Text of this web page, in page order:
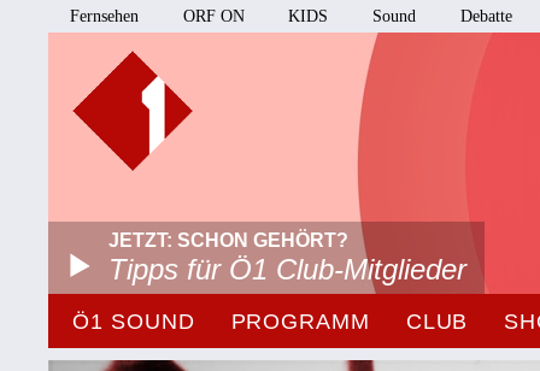
Fernsehen ORF ON KIDS Sound Debatte
JETZT: SCHON GEHÖRT?
Tipps für Ö1 Club-Mitglieder
Ö1 SOUND PROGRAMM CLUB